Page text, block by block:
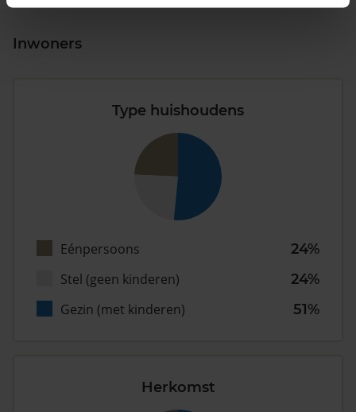
Inwoners
Type huishoudens
Eénpersoons
24%
Stel (geen kinderen)
24%
Gezin (met kinderen)
51%
Herkomst